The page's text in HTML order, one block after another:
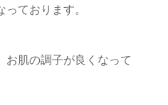
ております。
お肌の調子が良くなって